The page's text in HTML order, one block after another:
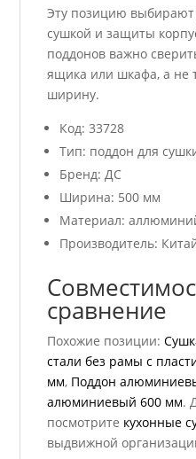
Эту позицию
сушкой и защиты
поддонов важно
ящика или шкафа, а не
ширину.
Код: 33728
Тип: поддон для
Бренд: ДС
Ширина: 500 мм
Материал:
Производитель:
сравнение
Похожие позиции:
стали без рамы с
мм, Поддон
алюминиевый 600 мм.
посмотрите кухонные
выдвижной